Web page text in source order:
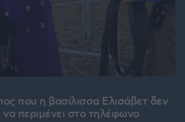
που η βασίλισσα Ελισάβετ δεν
περιμένει στο τηλέφωνο